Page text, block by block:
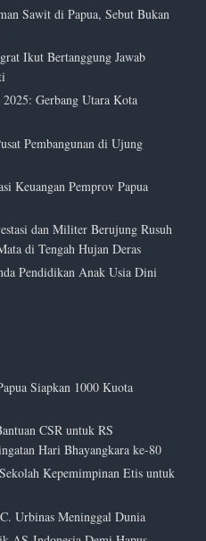
Sawit di Papua, Sebut Bukan
Ikut Bertanggung Jawab
Gerbang Utara Kota
Pembangunan di Ujung
Keuangan Pemprov Papua
dan Militer Berujung Rusuh
di Tengah Hujan Deras
Pendidikan Anak Usia Dini
Siapkan 1000 Kuota
CSR untuk RS
Hari Bhayangkara ke-80
Kepemimpinan Etis untuk
Urbinas Meninggal Dunia